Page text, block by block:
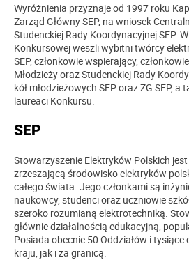
Wyróżnienia przyznaje od 1997 roku
Zarząd Główny SEP, na wniosek
Studenckiej Rady Koordynacyjnej SEP.
Konkursowej weszli wybitni twórcy
SEP, członkowie wspierający,
Młodzieży oraz Studenckiej Rady
kół młodzieżowych SEP oraz ZG SEP,
laureaci Konkursu.
SEP
Stowarzyszenie Elektryków Polskich
zrzeszającą środowisko elektryków
całego świata. Jego członkami są
naukowcy, studenci oraz uczniowie
szeroko rozumianą elektrotechniką.
głównie działalnością edukacyjną,
Posiada obecnie 50 Oddziałów i
kraju, jak i za granicą.